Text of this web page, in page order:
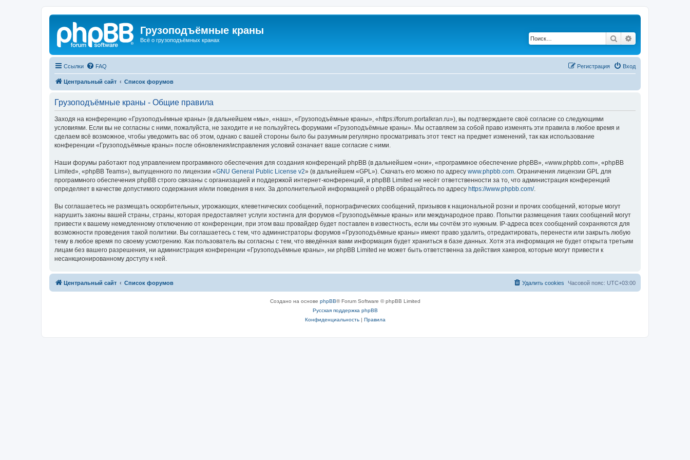
Грузоподъёмные краны
Всё о грузоподъёмных кранах Поиск
Ссылки FAQ Вход
Регистрация
Центральный сайт Список форумов
Грузоподъёмные краны - Общие правила
Заходя на конференцию «Грузоподъёмные краны» (в дальнейшем «мы», «наш», «Грузоподъёмные краны», «https://forum.portalkran.ru»), вы подтверждаете своё согласие со следующими
условиями. Если вы не согласны с ними, пожалуйста, не заходите и не пользуйтесь форумами «Грузоподъёмные краны». Мы оставляем за собой право изменять эти правила в любое время и
сделаем всё возможное, чтобы уведомить вас об этом, однако с вашей стороны было бы разумным регулярно просматривать этот текст на предмет изменений, так как использование
конференции «Грузоподъёмные краны» после обновления/исправления условий означает ваше согласие с ними.
Наши форумы работают под управлением программного обеспечения для создания конференций phpBB (в дальнейшем «они», «программное обеспечение phpBB», «www.phpbb.com», «phpBB
Limited», «phpBB Teams»), выпущенного по лицензии «GNU General Public License v2» (в дальнейшем «GPL»). Скачать его можно по адресу www.phpbb.com . Ограничения лицензии GPL для
программного обеспечения phpBB строго связаны с организацией и поддержкой интернет-конференций, и phpBB Limited не несёт ответственности за то, что администрация конференций
определяет в качестве допустимого содержания и/или поведения в них. За дополнительной информацией о phpBB обращайтесь по адресу https://www.phpbb.com/.
Вы соглашаетесь не размещать оскорбительных, угрожающих, клеветнических сообщений, порнографических сообщений, призывов к национальной розни и прочих сообщений, которые могут
нарушить законы вашей страны, страны, которая предоставляет услуги хостинга для форумов «Грузоподъёмные краны» или международное право. Попытки размещения таких сообщений могут
привести к вашему немедленному отключению от конференции, при этом ваш провайдер будет поставлен в известность, если мы сочтём это нужным. IP-адреса всех сообщений сохраняются для
возможности проведения такой политики. Вы соглашаетесь с тем, что администраторы форумов «Грузоподъёмные краны» имеют право удалить, отредактировать, перенести или закрыть любую
тему в любое время по своему усмотрению. Как пользователь вы согласны с тем, что введённая вами информация будет храниться в базе данных. Хотя эта информация не будет открыта третьим
лицам без вашего разрешения, ни администрация конференции «Грузоподъёмные краны», ни phpBB Limited не может быть ответственна за действия хакеров, которые могут привести к
несанкционированному доступу к ней.
Центральный сайт Список форумов Часовой пояс: UTC+03:00
Удалить cookies
Создано на основе phpBB® Forum Software © phpBB Limited
Русская поддержка phpBB
Конфиденциальность| Правила